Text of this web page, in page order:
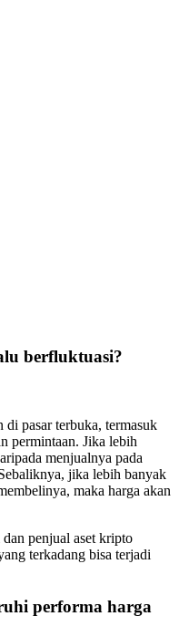
berfluktuasi?
di pasar terbuka, termasuk
permintaan. Jika lebih
menjualnya pada
jika lebih banyak
maka harga akan
penjual aset kripto
terkadang bisa terjadi
performa harga